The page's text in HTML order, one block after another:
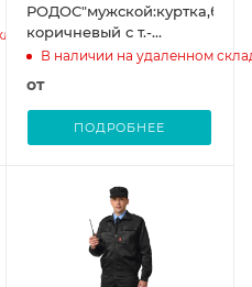
коричневый с т.-
коричневым)тк.Родос
В наличии на удаленном
от
ПОДРОБНЕЕ